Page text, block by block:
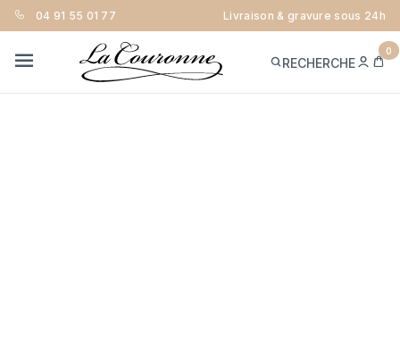
04 91 55 01 77 Livraison & gravure sous 24h
RECHERCHE
ME
0